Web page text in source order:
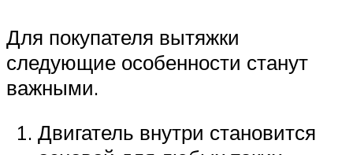
Для покупателя вытяжки
следующие особенности станут
важными.
Двигатель внутри становится